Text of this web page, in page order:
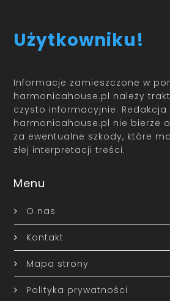
Użytkowniku!
Informacje zamieszczone w
harmonicahouse.pl należy
czysto informacyjnie. Redakcja
harmonicahouse.pl nie bierze
za ewentualne szkody, które
złej interpretacji treści.
Menu
O nas
Kontakt
Mapa strony
Polityka prywatności